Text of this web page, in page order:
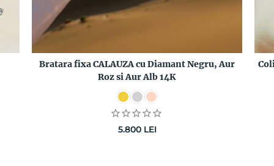
Bratara fixa CALAUZA cu Diamant Negru, Aur
Roz si Aur Alb 14K
5.800 LEI